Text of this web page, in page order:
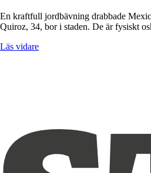
En kraftfull jordbävning drabbade
Quiroz, 34, bor i staden. De är fysiskt
Läs vidare